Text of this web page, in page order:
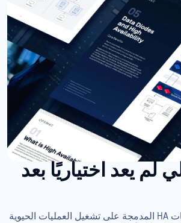
لم يعد اختياريًا بعد
شاهد كيف تحافظ بنيات HA المدمجة على تشغيل العمليات الحيوية